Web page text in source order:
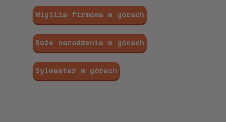
Wigilia firmowa w górach
Boże narodzenie w górach
Sylwester w górach